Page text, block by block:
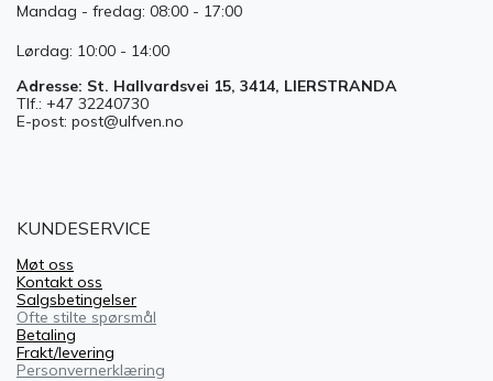
Mandag - fredag: 08:00 - 17:00
Lørdag: 10:00 - 14:00
Adresse: St. Hallvardsvei 15, 3414, LIERSTRANDA
Tlf.: +47 32240730
E-post: post@ulfven.no
KUNDESERVICE
Møt oss
Kontakt oss
Salgsbetingelser
Ofte stilte spørsmål
Betaling
Frakt/levering
Personvernerklæring